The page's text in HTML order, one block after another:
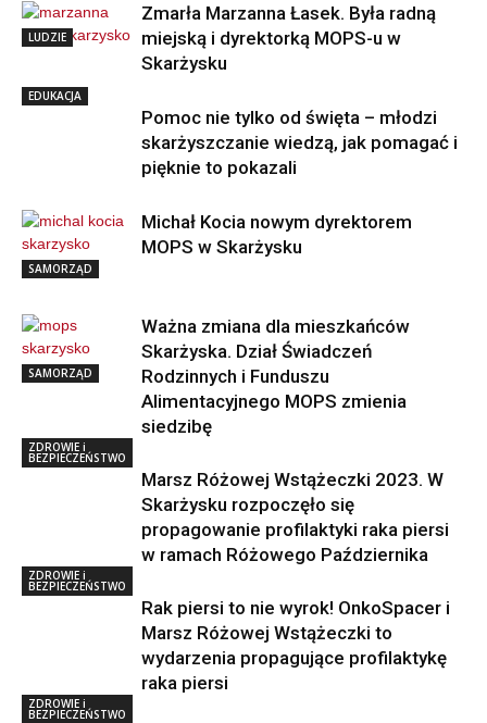
LUDZIE
Zmarła Marzanna Łasek. Była radną
miejską i dyrektorką MOPS-u w
Skarżysku
EDUKACJA
Pomoc nie tylko od święta – młodzi
skarżyszczanie wiedzą, jak pomagać i
pięknie to pokazali
SAMORZĄD
Michał Kocia nowym dyrektorem
MOPS w Skarżysku
SAMORZĄD
Ważna zmiana dla mieszkańców
Skarżyska. Dział Świadczeń
Rodzinnych i Funduszu
Alimentacyjnego MOPS zmienia
siedzibę
ZDROWIE i
BEZPIECZEŃSTWO
Marsz Różowej Wstążeczki 2023. W
Skarżysku rozpoczęło się
propagowanie profilaktyki raka piersi
w ramach Różowego Października
ZDROWIE i
BEZPIECZEŃSTWO
Rak piersi to nie wyrok! OnkoSpacer i
Marsz Różowej Wstążeczki to
wydarzenia propagujące profilaktykę
raka piersi
ZDROWIE i
BEZPIECZEŃSTWO